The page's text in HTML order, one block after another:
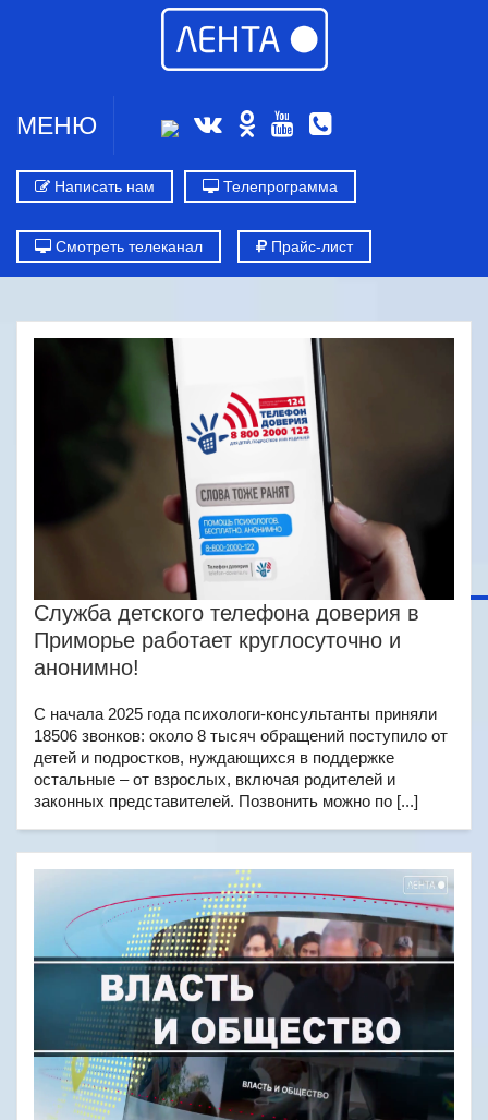
МЕНЮ
Написать нам Телепрограмма
Смотреть телеканал Прайс-лист
Служба детского телефона доверия в
Приморье работает круглосуточно и
анонимно!
С начала 2025 года психологи-консультанты приняли
18506 звонков: около 8 тысяч обращений поступило от
детей и подростков, нуждающихся в поддержке
остальные – от взрослых, включая родителей и
законных представителей. Позвонить можно по [...]